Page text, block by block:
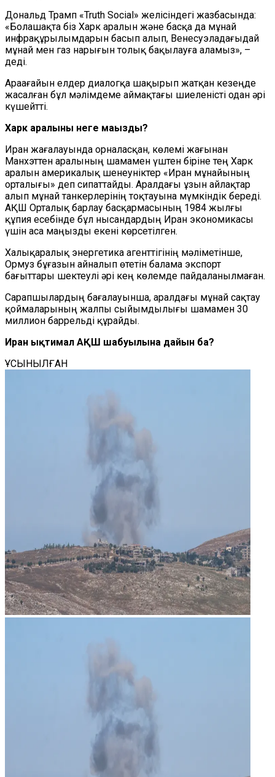
Дональд Трамп «Truth Social» желісіндегі жазбасында:
«Болашақта біз Харк аралын және басқа да мұнай
инфрақұрылымдарын басып алып, Венесуэладағыдай
мұнай мен газ нарығын толық бақылауға аламыз», –
деді.
Араағайын елдер диалогқа шақырып жатқан кезеңде
жасалған бұл мәлімдеме аймақтағы шиеленісті одан әрі
күшейтті.
Харк аралыны неге маңызды?
Иран жағалауында орналасқан, көлемі жағынан
Манхэттен аралының шамамен үштен біріне тең Харк
аралын америкалық шенеуніктер «Иран мұнайының
орталығы» деп сипаттайды. Аралдағы ұзын айлақтар
алып мұнай танкерлерінің тоқтауына мүмкіндік береді.
АҚШ Орталық барлау басқармасының 1984 жылғы
құпия есебінде бұл нысандардың Иран экономикасы
үшін аса маңызды екені көрсетілген.
Халықаралық энергетика агенттігінің мәліметінше,
Ормуз бұғазын айналып өтетін балама экспорт
бағыттары шектеулі әрі кең көлемде пайдаланылмаған.
Сарапшылардың бағалауынша, аралдағы мұнай сақтау
қоймаларының жалпы сыйымдылығы шамамен 30
миллион баррельді құрайды.
Иран ықтимал АҚШ шабуылына дайын ба?
ҰСЫНЫЛҒАН